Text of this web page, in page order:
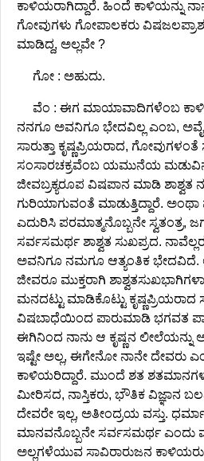
ಕಾಳಿಯರಾಗಿದ್ದಾರೆ. ಹಿಂದೆ ಕಾಳಿಯನ್ನು
ಗೋವುಗಳು ಗೋಪಾಲಕರು
ಮಾಡಿದ್ದ, ಅಲ್ಲವೇ ?
ಗೋ : ಅಹುದು.
ವೆಂ : ಈಗ ಮಾಯಾವಾದಿಗಳೆಂಬ
ನನಗೂ ಅವನಿಗೂ ಭೇದವಿಲ್ಲ ಎಂಬ,
ಸಾರುತ್ತಾ ಕೃಷ್ಣಪ್ರಿಯರಾದ, ಗೋವುಗಳಂತೆ
ಸಂಸಾರಚಕ್ರವೆಂಬ ಯಮುನೆಯ
ಜೀವಬ್ರಕ್ಯರೂಪ ವಿಷಪಾನ ಮಾಡಿ ಶಾಶ್ವತ
ಗುರಿಯಾಗುವಂತೆ ಮಾಡುತ್ತಿದ್ದಾರೆ.
ಎದುರಿಸಿ ಪರಮಾತ್ಮನೊಬ್ಬನೇ ಸ್ವತಂತ್ರ,
ಸರ್ವಸಮರ್ಥ ಶಾಶ್ವತ ಸುಖಪ್ರದ.
ಅವನಿಗೂ ನಮಗೂ ಆತ್ಯಂತಿಕ ಭೇದವಿದೆ.
ಜೀವರೂ ಮುಕ್ತರಾಗಿ
ಮನದಟ್ಟು ಮಾಡಿಕೊಟ್ಟು ಕೃಷ್ಣಪ್ರಿಯರಾದ
ವಿಷಬಾಧೆಯಿಂದ ಪಾರುಮಾಡಿ ಭಗವತ
ಈಗಿನಿಂದ ನಾನು ಆ ಕೃಷ್ಣನ ಲೀಲೆಯನ್ನು
ಇಷ್ಟೇ ಅಲ್ಲ, ಈಗೇನೋ ನಾನೇ ದೇವರು
ಕಾಳಿಯರಿದ್ದಾರೆ. ಮುಂದೆ ಶತ
ಮೀರಿಸದ, ನಾಸ್ತಿಕರು, ಭೌತಿಕ ವಿಜ್ಞಾನ
ದೇವರೇ ಇಲ್ಲ, ಅತೀಂದ್ರಯ ವಸ್ತು.
ಮಾನವನೊಬ್ಬನೇ ಸರ್ವಸಮರ್ಥ ಎಂದು
ಅಲ್ಲಗಳೆಯುವ ಸಾವಿರಾರುಜನ